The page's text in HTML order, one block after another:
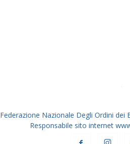
Federazione Nazionale Degli Ordini dei
Responsabile sito internet